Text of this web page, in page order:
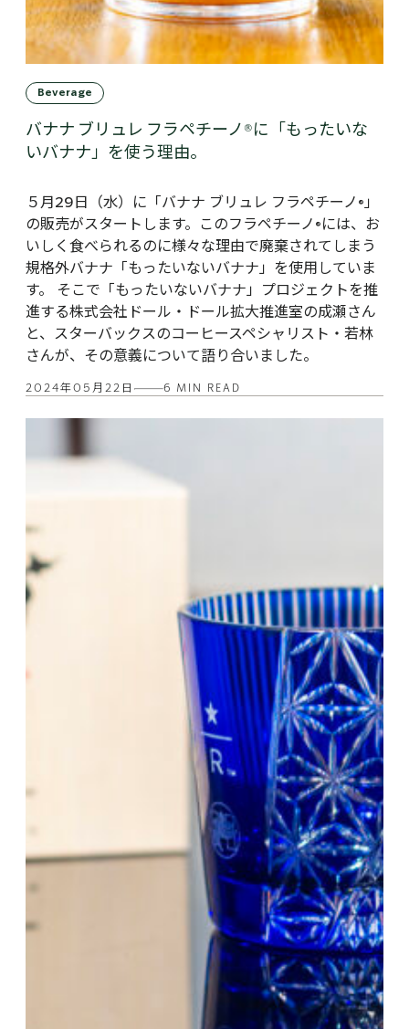
Beverage
バナナ ブリュレ フラペチーノ®に「もったいな
いバナナ」を使う理由。
５月29日（水）に「バナナ ブリュレ フラペチーノ®」
の販売がスタートします。このフラペチーノ®には、お
いしく食べられるのに様々な理由で廃棄されてしまう
規格外バナナ「もったいないバナナ」を使用していま
す。 そこで「もったいないバナナ」プロジェクトを推
進する株式会社ドール・ドール拡大推進室の成瀬さん
と、スターバックスのコーヒースペシャリスト・若林
さんが、その意義について語り合いました。
2024年05月22日 6 MIN READ